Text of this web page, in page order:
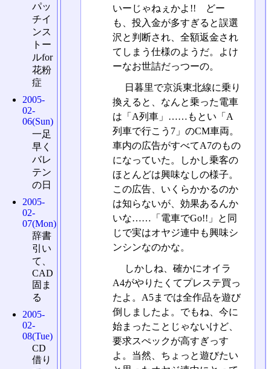
いーじゃねぇかよ!! どー
も、投入金が多すぎると誤選
沢と判断され、全額返金され
てしまう仕様のようだ。よけ
ーなお世詰だっつーの。
日暮里で京浜東北線に乗り
換えると、なんと乗った電車
は「A列車」……もとい「A
列車で行こう7」のCM車両。
車内の広告がすべてA7のもの
になっていた。しかし乗客の
ほとんどは興味なしの様子。
この広告、いくらかかるのか
は知らないが、効果あるんか
いな……「電車でGo!!」と同
じで実はオヤジ連中も興味シ
ンシンなのかな。
しかしね、確かにオイラ
A4がやりたくてプレステ買っ
たよ。A5までは全作品を遊び
倒しましたよ。でもね、今に
始まったことじゃないけど、
要求スぺックが高すぎっす
よ。当然、ちょっと遊びたい
パッ
チイ
ンス
トー
ルfor
花粉
症
2005-
02-
06(Sun)
一足
早く
バレ
テン
の日
2005-
02-
07(Mon)
辞書
引い
て、
CAD
固ま
る
2005-
02-
08(Tue)
CD
借り